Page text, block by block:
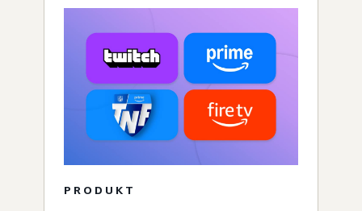
PRODUKT